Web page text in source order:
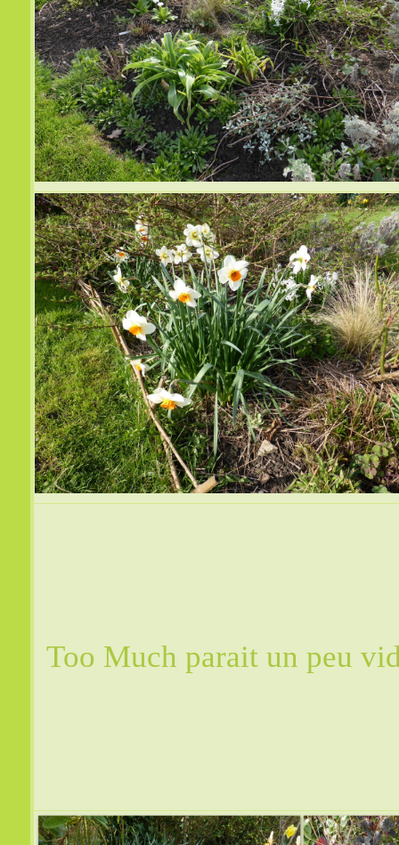
Too Much parait un peu